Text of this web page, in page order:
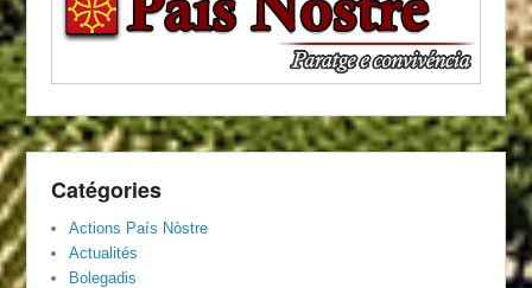
Catégories
Actions País Nòstre
Actualités
Bolegadis